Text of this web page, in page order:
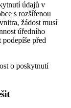
údajů v
s rozšířenou
žádost musí
úředního
před
o poskytnutí